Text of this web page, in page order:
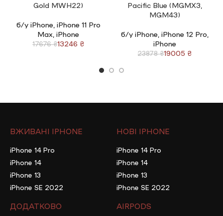
Gold MWH22)
б/у iPhone, iPhone 11 Pro
Max iPhone
17676₴13246 ₴
Pacific Blue (MGMX3,
MGM43)
б/у iPhone, iPhone 12 Pro
iPhone
23878₴19005 ₴
ВЖИВАНІ IPHONE
iPhone 14 Pro
iPhone 14
iPhone 13
iPhone SE 2022
НОВІ IPHONE
iPhone 14 Pro
iPhone 14
iPhone 13
iPhone SE 2022
ДОДАТКОВО AIRPODS